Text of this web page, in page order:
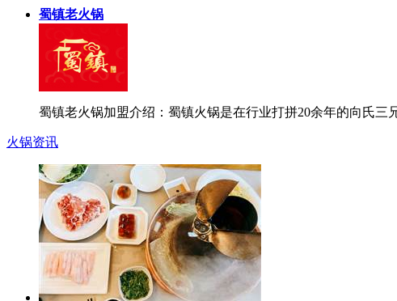
蜀镇老火锅
蜀镇老火锅加盟介绍：蜀镇火锅是在行业打拼20余年的向氏
火锅资讯